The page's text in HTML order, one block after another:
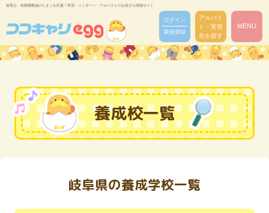
保育士・幼稚園教諭のたまごを応援！実習・インターン・アルバイトのお役立ち情報サイト
ログイン
新規登録
アルバイ
ト・実習
先を探す
MENU
養成校一覧
岐阜県の養成学校一覧